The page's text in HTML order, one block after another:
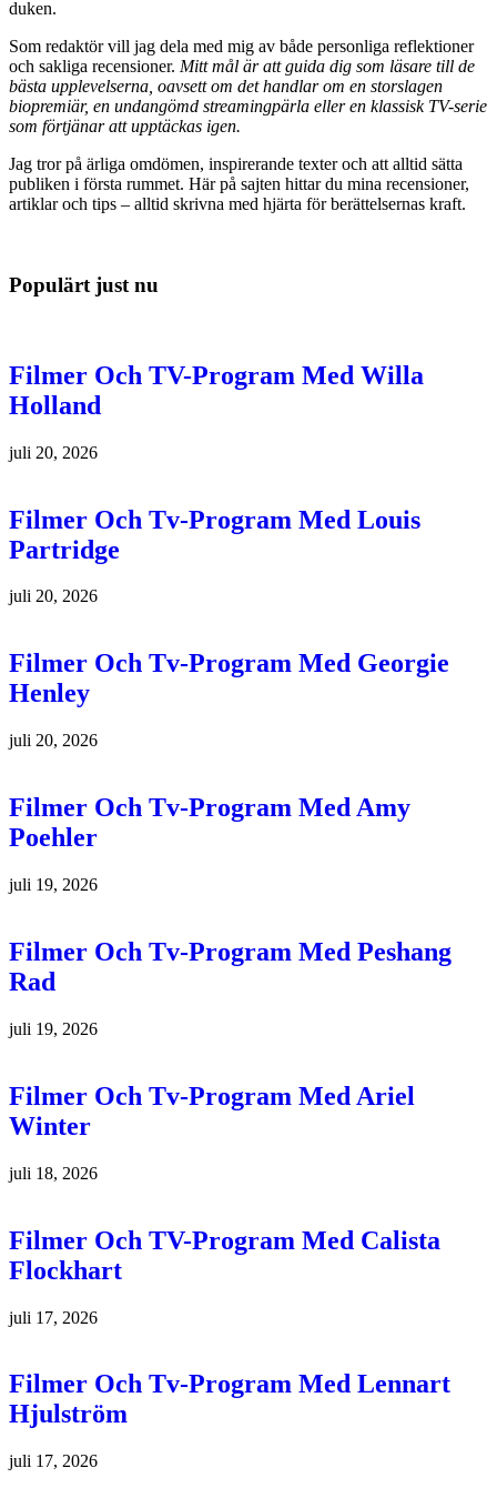
duken.
Som redaktör vill jag dela med mig av både personliga reflektioner
och sakliga recensioner. Mitt mål är att guida dig som läsare till de
bästa upplevelserna, oavsett om det handlar om en storslagen
biopremiär, en undangömd streamingpärla eller en klassisk TV-serie
som förtjänar att upptäckas igen.
Jag tror på ärliga omdömen, inspirerande texter och att alltid sätta
publiken i första rummet. Här på sajten hittar du mina recensioner,
artiklar och tips – alltid skrivna med hjärta för berättelsernas kraft.
Populärt just nu
Filmer Och TV-Program Med Willa
Holland
juli 20, 2026
Filmer Och Tv-Program Med Louis
Partridge
juli 20, 2026
Filmer Och Tv-Program Med Georgie
Henley
juli 20, 2026
Filmer Och Tv-Program Med Amy
Poehler
juli 19, 2026
Filmer Och Tv-Program Med Peshang
Rad
juli 19, 2026
Filmer Och Tv-Program Med Ariel
Winter
juli 18, 2026
Filmer Och TV-Program Med Calista
Flockhart
juli 17, 2026
Filmer Och Tv-Program Med Lennart
Hjulström
juli 17, 2026